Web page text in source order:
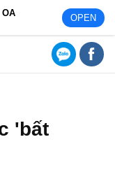
OA OPEN
'bất